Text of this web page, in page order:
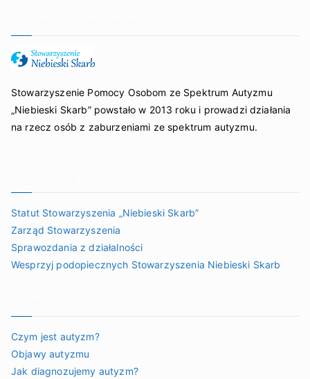
Stowarzyszenie Pomocy Osobom ze Spektrum Autyzmu
„Niebieski Skarb” powstało w 2013 roku i prowadzi działania
na rzecz osób z zaburzeniami ze spektrum autyzmu.
Statut Stowarzyszenia „Niebieski Skarb”
Zarząd Stowarzyszenia
Sprawozdania z działalności
Wesprzyj podopiecznych Stowarzyszenia Niebieski Skarb
Czym jest autyzm?
Objawy autyzmu
Jak diagnozujemy autyzm?